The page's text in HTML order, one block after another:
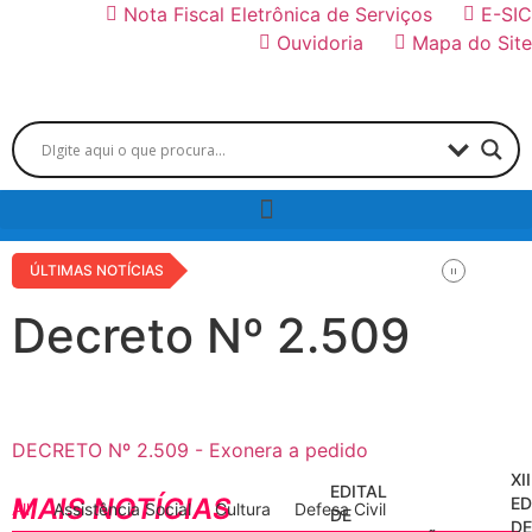
Nota Fiscal Eletrônica de Serviços
E-SIC
Ouvidoria
Mapa do Site
ÚLTIMAS NOTÍCIAS
Decreto Nº 2.509
DECRETO Nº 2.509 - Exonera a pedido
MAIS NOTÍCIAS
All Assistência Social Cultura Defesa Civil
EDITAL
DE
XII
DE